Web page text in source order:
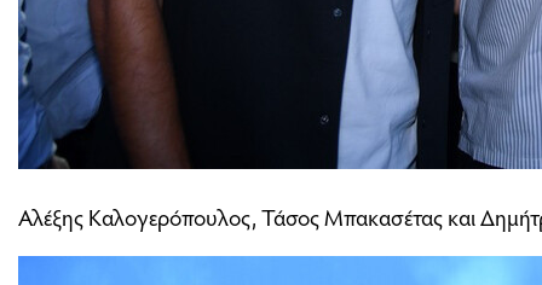
Αλέξης Καλογερόπουλος, Τάσος Μπακασέτας και